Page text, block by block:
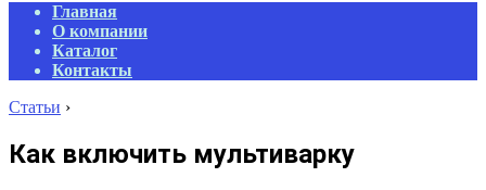
Primary
Navigation
Menu
Главная
О компании
Каталог
Контакты
Статьи ›
Как включить мультиварку